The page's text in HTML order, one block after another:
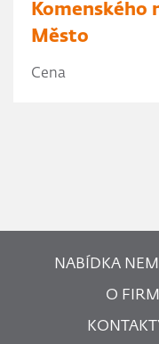
Komenského
Město
Cena
NABÍDKA
O